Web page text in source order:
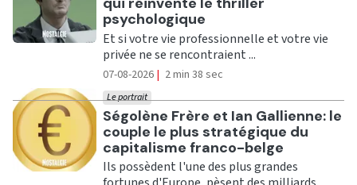
psychologique
Et si votre vie professionnelle et votre vie
privée ne se rencontraient ...
07-08-2026 | 2 min 38 sec
Ecouter
Ségolène Frère et Ian Gallienne: le
couple le plus stratégique du
capitalisme franco-belge
Le portrait
Ils possèdent l'une des plus grandes